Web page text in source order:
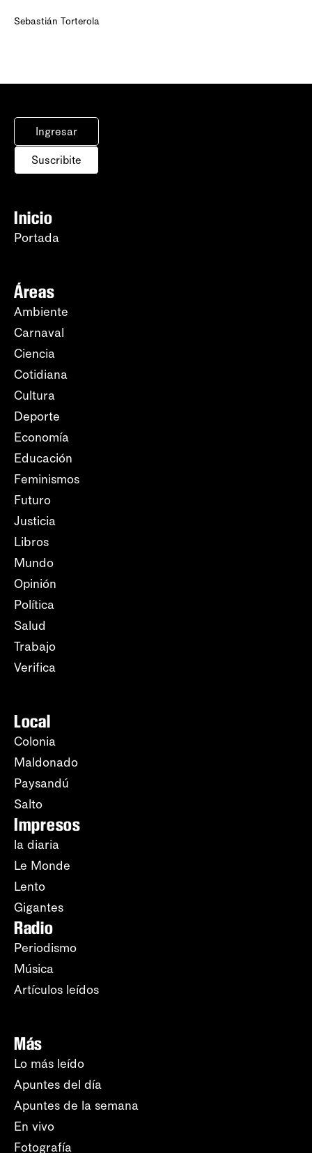
Sebastián Torterola
Ingresar
Suscribite
Inicio
Portada
Áreas
Ambiente
Carnaval
Ciencia
Cotidiana
Cultura
Deporte
Economía
Educación
Feminismos
Futuro
Justicia
Libros
Mundo
Opinión
Política
Salud
Trabajo
Verifica
Local
Colonia
Maldonado
Paysandú
Salto
Impresos
la diaria
Le Monde
Lento
Gigantes
Radio
Periodismo
Música
Artículos leídos
Más
Lo más leído
Apuntes del día
Apuntes de la semana
En vivo
Fotografía